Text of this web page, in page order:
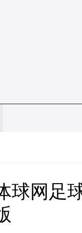
球网足